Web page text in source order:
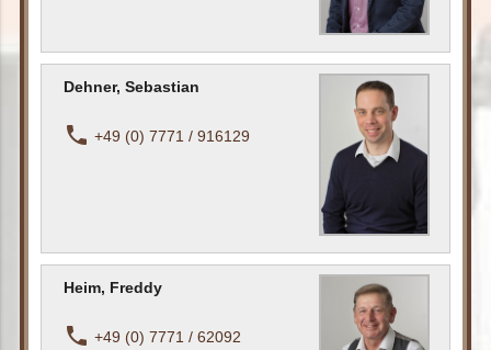
Dehner, Sebastian
phone +49 (0) 7771 / 916129
Heim, Freddy
phone +49 (0) 7771 / 62092